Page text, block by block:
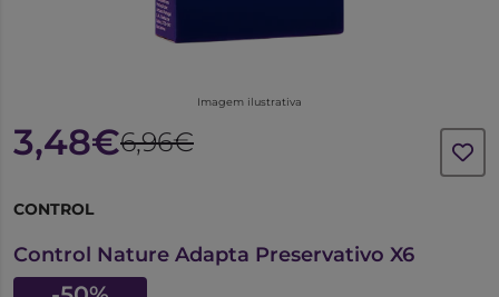
Imagem ilustrativa
3,48€6,96€
CONTROL
Control Nature Adapta Preservativo X6